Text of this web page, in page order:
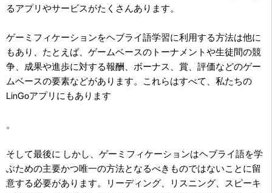
るアプリやサービスがたくさんあります。
ゲーミフィケーションをヘブライ語学習に利用する方法は他に
もあり、たとえば、ゲームベースのトーナメントや生徒間の競
争、成果や進歩に対する報酬、ボーナス、賞、評価などのゲー
ムベースの要素などがあります。これらはすべて、私たちの
LinGoアプリにもあります
。
そして最後に しかし、ゲーミフィケーションはヘブライ語を学
ぶための主要かつ唯一の方法となるべきものではないことに留
意する必要があります。リーディング、リスニング、スピーキ